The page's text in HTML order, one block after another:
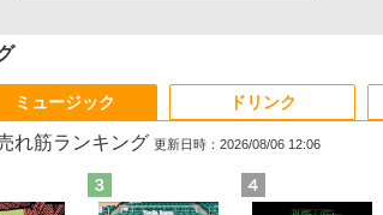
ミュージック
れ筋ランキング 更新日時：2026/08/06 12:06
ドリンク